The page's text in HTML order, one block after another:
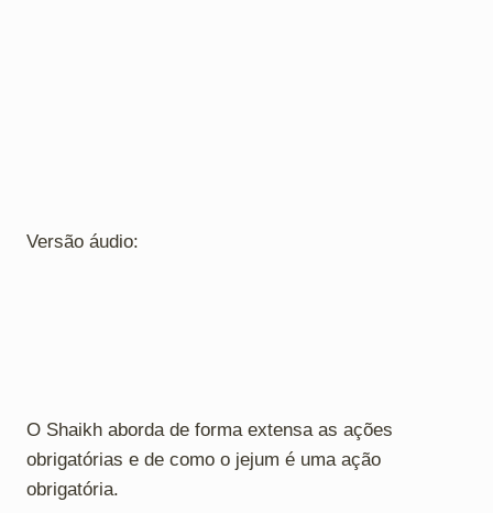
Versão áudio:
O Shaikh aborda de forma extensa as ações
obrigatórias e de como o jejum é uma ação
obrigatória.